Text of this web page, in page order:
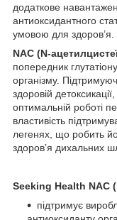
додаткове
антиоксидантного
умовою для здоров’я.
NAC
попередник
організму.
здоровій
оптимальній роботі
властивість
легенях, що робить
здоров’я дихальних
Seeking Health NAC
підтримує